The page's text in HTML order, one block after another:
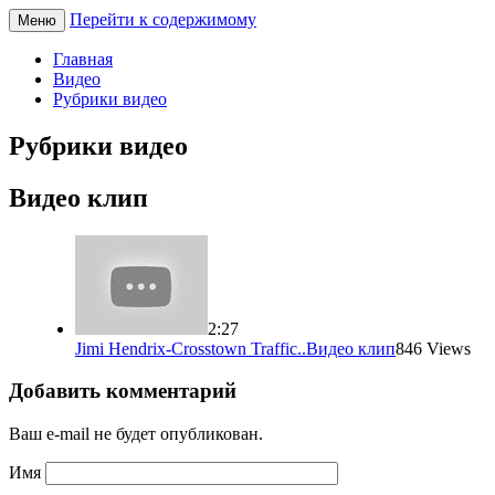
pesnec.ru
Меню Перейти к содержимому
Главная
Видео
Рубрики видео
Рубрики видео
Видео клип
2:27
Jimi Hendrix-Crosstown Traffic..Видео клип846 Views
Добавить комментарий
Ваш e-mail не будет опубликован.
Имя